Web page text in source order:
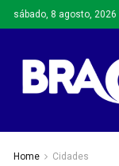
sábado, 8 agosto, 2026
Home Cidades